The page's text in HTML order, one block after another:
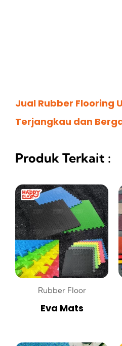
Jual Rubber Flooring
Terjangkau dan
Produk Terkait :
Rubber Floor
Eva Mats